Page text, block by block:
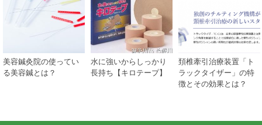
置「ト
」の特
鍼灸院の集客成功に向
けて！抑えるべきポイ
鍼灸院を開業する届出
はどこに出したらいい
鍼灸師とし
際の適正年